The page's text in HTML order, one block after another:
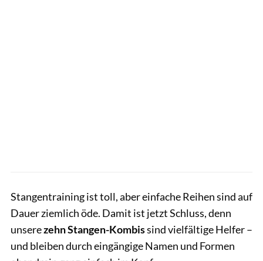
Stangentraining ist toll, aber einfache Reihen sind auf
Dauer ziemlich öde. Damit ist jetzt Schluss, denn
unserezehn Stangen-Kombissind vielfältige Helfer –
und bleiben durch eingängige Namen und Formen